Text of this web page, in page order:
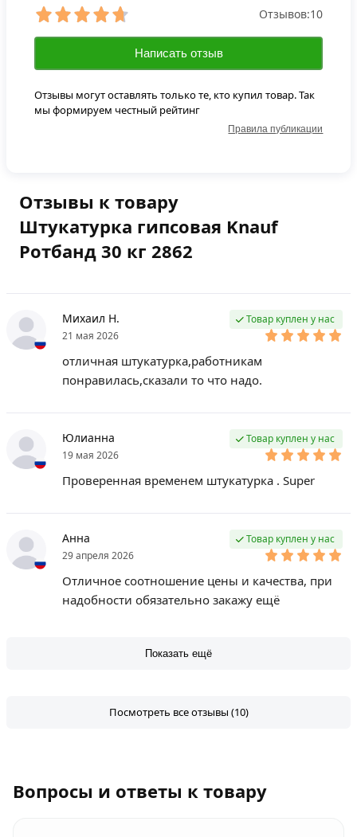
Отзывы к товару
Штукатурка гипсовая Knauf
Ротбанд 30 кг 2862
Михаил Н.
21 мая 2026
Товар куплен у нас
отличная штукатурка,работникам
понравилась,сказали то что надо.
Юлианна
19 мая 2026
Товар куплен у нас
Проверенная временем штукатурка . Super
Анна
29 апреля 2026
Товар куплен у нас
Отличное соотношение цены и качества, при
надобности обязательно закажу ещё
Показать ещё
Посмотреть все отзывы (10)
Отзывов:10
Написать отзыв
Отзывы могут оставлять только те, кто купил товар. Так
мы формируем честный рейтинг
Правила публикации
Вопросы и ответы к товару